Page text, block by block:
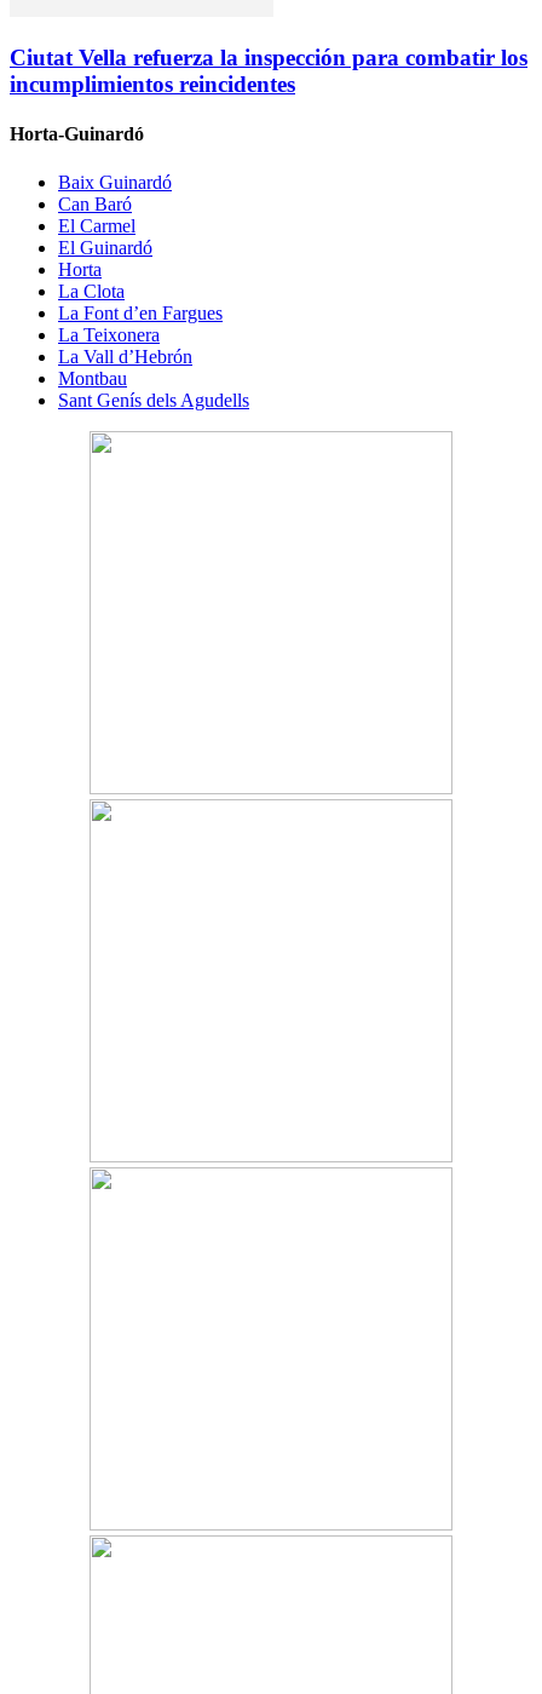
Ciutat Vella refuerza la inspección para combatir los
incumplimientos reincidentes
Horta-Guinardó
Baix Guinardó
Can Baró
El Carmel
El Guinardó
Horta
La Clota
La Font d’en Fargues
La Teixonera
La Vall d’Hebrón
Montbau
Sant Genís dels Agudells